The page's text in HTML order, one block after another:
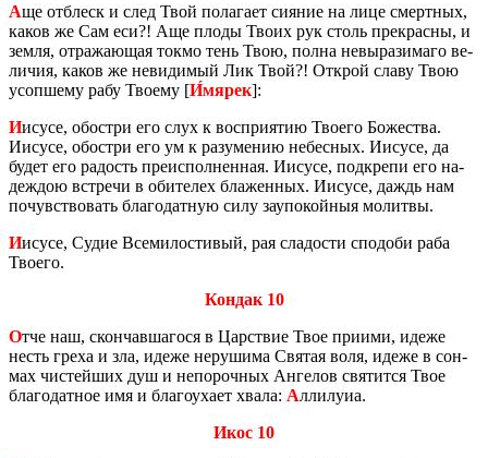
Аще от­блеск и след Твой по­ла­га­ет си­я­ние на лице смерт­ных,
каков же Сам еси?! Аще плоды Твоих рук столь пре­крас­ны, и
земля, от­ра­жа­ю­щая токмо тень Твою, полна невы­ра­зи­ма­го ве­
ли­чия, каков же неви­ди­мый Лик Твой?! От­крой славу Твою
усоп­ше­му рабу Тво­е­му [И́мярек]:
Иисусе, обостри его слух к вос­при­я­тию Тво­е­го Бо­же­ства.
Иису­се, обостри его ум к ра­зу­ме­нию небес­ных. Иису­се, да
будет его ра­дость пре­ис­пол­нен­ная. Иису­се, под­кре­пи его на­
деж­дою встре­чи в оби­те­лех бла­жен­ных. Иису­се, даждь нам
по­чув­ство­вать бла­го­дат­ную силу за­упо­кой­ныя мо­лит­вы.
Иисусе, Судие Все­ми­ло­сти­вый, рая сла­до­сти спо­до­би раба
Тво­е­го.
Кондак 10
Отче наш, скон­чав­ша­го­ся в Цар­ствие Твое при­и­ми, идеже
несть греха и зла, идеже неру­ши­ма Свя­тая воля, идеже в сон­
мах чи­стей­ших душ и непо­роч­ных Ан­ге­лов свя­тит­ся Твое
бла­го­дат­ное имя и бла­го­уха­ет хвала: Алли­лу­иа.
Икос 10